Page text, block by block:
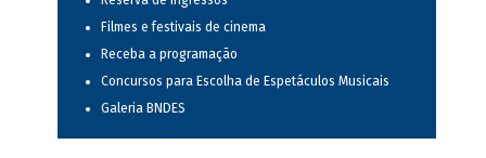
Filmes e festivais de cinema
Receba a programação
Concursos para Escolha de Espetáculos Musicais
Galeria BNDES